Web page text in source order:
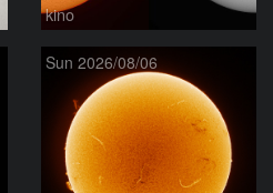
kino
Sun 2026/08/06